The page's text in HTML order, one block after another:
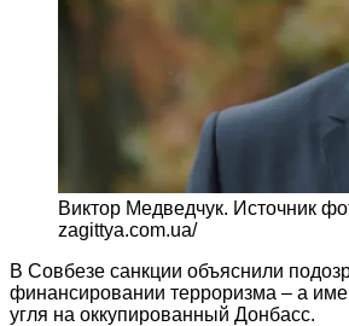
Виктор Медведчук. Источник
zagittya.com.ua/
В Совбезе санкции объяснили
финансировании терроризма – а
угля на оккупированный Донбасс.